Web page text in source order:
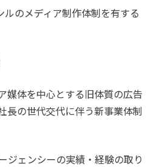
のメディア制作体制を有する
媒体を中心とする旧体質の広告
長の世代交代に伴う新事業体制
ジェンシーの実績・経験の取り